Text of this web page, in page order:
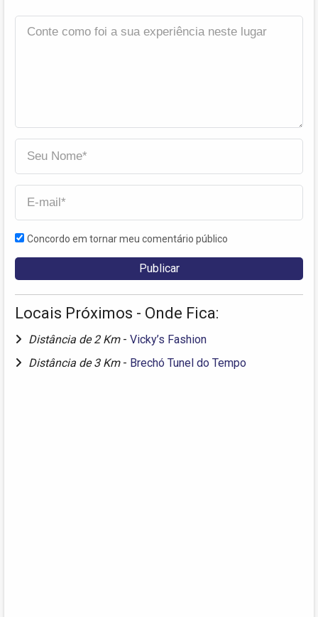
Concordo em tornar meu comentário público
Locais Próximos - Onde Fica:
Distância de 2 Km - Vicky’s Fashion
Distância de 3 Km - Brechó Tunel do Tempo